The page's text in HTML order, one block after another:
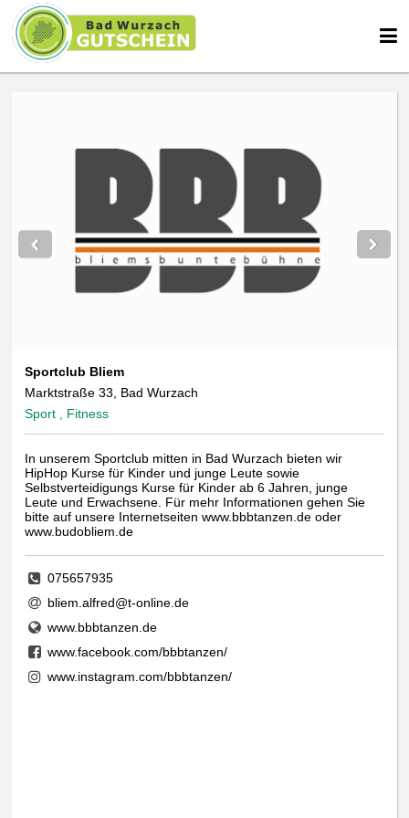
Sportclub Bliem
Marktstraße 33, Bad Wurzach
Sport , Fitness
In unserem Sportclub mitten in Bad Wurzach bieten wir
HipHop Kurse für Kinder und junge Leute sowie
Selbstverteidigungs Kurse für Kinder ab 6 Jahren, junge
Leute und Erwachsene. Für mehr Informationen gehen Sie
bitte auf unsere Internetseiten www.bbbtanzen.de oder
www.budobliem.de
075657935
bliem.alfred@t-online.de
www.bbbtanzen.de
www.facebook.com/bbbtanzen/
www.instagram.com/bbbtanzen/